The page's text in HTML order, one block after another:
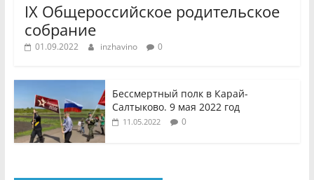
IX Общероссийское родительское
собрание
01.09.2022 inzhavino 0
Бессмертный полк в Карай-
Салтыково. 9 мая 2022 год
11.05.2022 0